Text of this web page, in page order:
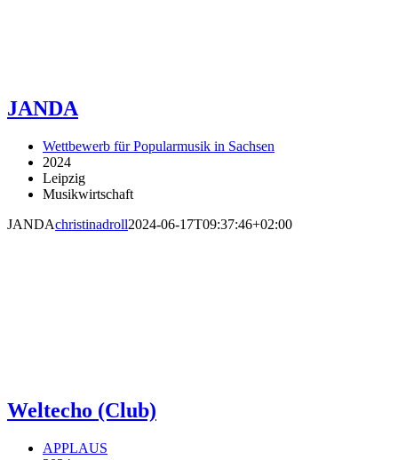
JANDA
Wettbewerb für Popularmusik in Sachsen
2024
Leipzig
Musikwirtschaft
JANDAchristinadroll2024-06-17T09:37:46+02:00
Weltecho (Club)
APPLAUS